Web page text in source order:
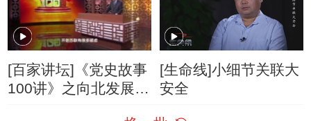
[百家讲坛]《党史故事
100讲》之向北发展
[生命线]小细节关联大
安全